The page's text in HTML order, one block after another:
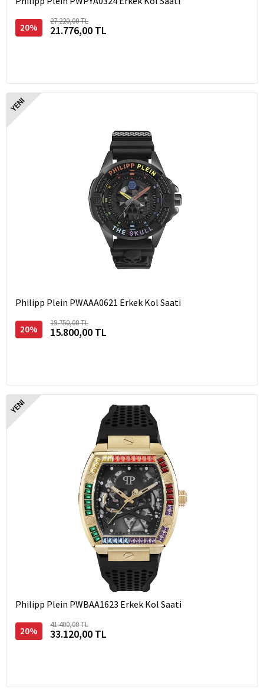
20%
27.220,00 TL
21.776,00 TL
YENI
Philipp Plein PWAAA0621 Erkek Kol Saati
20%
19.750,00 TL
15.800,00 TL
YENI
Philipp Plein PWBAA1623 Erkek Kol Saati
20%
41.400,00 TL
33.120,00 TL